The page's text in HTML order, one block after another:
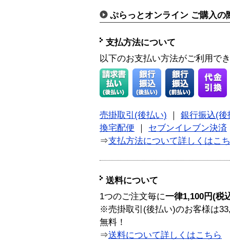
ぷらっとオンライン ご購入の
支払方法について
以下のお支払い方法がご利用で
売掛取引(後払い) ｜ 銀行振込(後
換宅配便 ｜ セブンイレブン決済
⇒支払方法について詳しくはこ
送料について
1つのご注文毎に一律1,100円(税
※売掛取引(後払い)のお客様は
無料！
⇒送料について詳しくはこちら